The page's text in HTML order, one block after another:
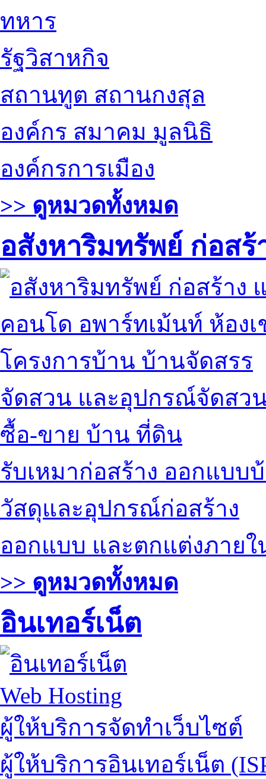
ทหาร
รัฐวิสาหกิจ
สถานทูต สถานกงสุล
องค์กร สมาคม มูลนิธิ
องค์กรการเมือง
>> ดูหมวดทั้งหมด
อสังหาริมทรัพย์ ก่อส
คอนโด อพาร์ทเม้นท์ ห้องเ
โครงการบ้าน บ้านจัดสรร
จัดสวน และอุปกรณ์จัดสว
ซื้อ-ขาย บ้าน ที่ดิน
รับเหมาก่อสร้าง ออกแบบ
วัสดุและอุปกรณ์ก่อสร้าง
ออกแบบ และตกแต่งภายใ
>> ดูหมวดทั้งหมด
อินเทอร์เน็ต
Web Hosting
ผู้ให้บริการจัดทำเว็บไซต์
ผู้ให้บริการอินเทอร์เน็ต